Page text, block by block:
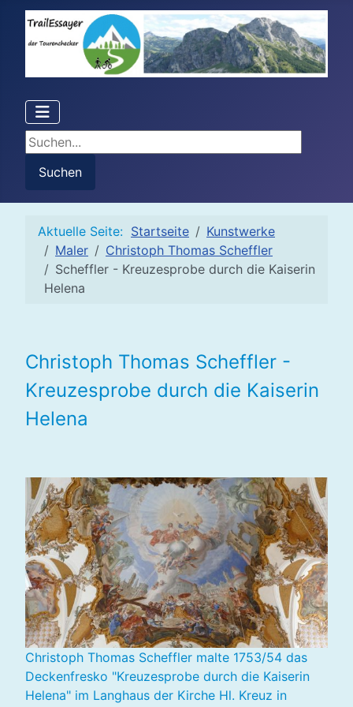
Suchen...
Suchen
Aktuelle Seite: Startseite
Kunstwerke
Maler
Christoph Thomas Scheffler
Scheffler - Kreuzesprobe durch die Kaiserin
Helena
Christoph Thomas Scheffler -
Kreuzesprobe durch die Kaiserin
Helena
Christoph Thomas Scheffler malte 1753/54 das
Deckenfresko "Kreuzesprobe durch die Kaiserin
Helena" im Langhaus der Kirche Hl. Kreuz in